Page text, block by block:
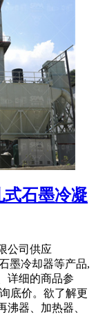
石墨冷凝
公司供应
墨冷却器等产品,
详细的商品参
底价。欲了解更
沸器、加热器、